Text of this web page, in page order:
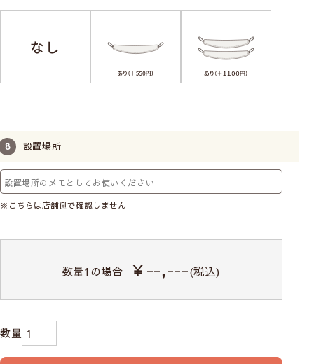
設置場所
※こちらは店舗側で確認しません
数量1の場合 ￥--,---(税込)